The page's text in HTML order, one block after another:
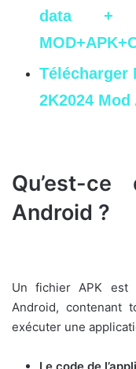
data +
Télécharger
2K2024
Qu’est-
Android ?
Un fichier APK est
Android, contenant
exécuter une